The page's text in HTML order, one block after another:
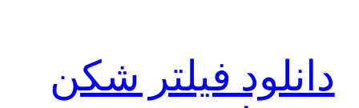
دانلود فیلتر شکن